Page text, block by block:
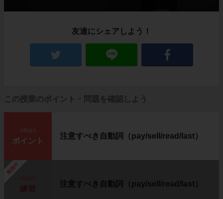
友達にシェアしよう！
この授業のポイント・問題を確認しよう
ポイント
注意すべき自動詞（pay/sell/read/last）
勉強中
注意すべき自動詞（pay/sell/read/last）